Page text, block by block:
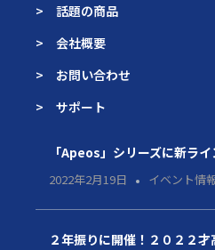
> 話題の商品
> 会社概要
> お問い合わせ
> サポート
「Apeos」シリーズに新ラ
2022年2月19日 イベント情
２年振りに開催！２０２２